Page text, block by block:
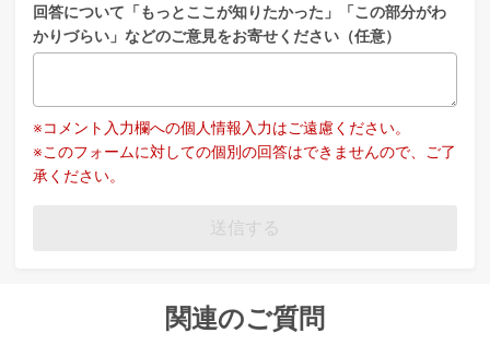
回答について「もっとここが知りたかった」「この部分がわ
かりづらい」などのご意見をお寄せください（任意）
※コメント入力欄への個人情報入力はご遠慮ください。
※このフォームに対しての個別の回答はできませんので、ご了
承ください。
送信する
関連のご質問